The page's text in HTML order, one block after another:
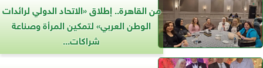
من القاهرة.. إطلاق «الاتحاد الدولي لرائدات
الوطن العربي» لتمكين المرأة وصناعة
شراكات...